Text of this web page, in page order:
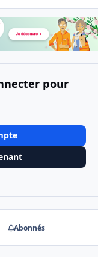
pour
Abonnés